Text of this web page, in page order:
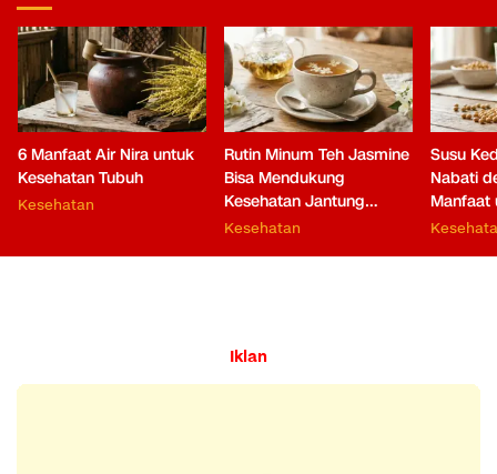
6 Manfaat Air Nira untuk
Kesehatan Tubuh
Kesehatan
Rutin Minum Teh Jasmine
Bisa Mendukung
Kesehatan Jantung
hingga Fungsi Otak
Kesehatan
Susu
Nabati
Manfaat
Iklan